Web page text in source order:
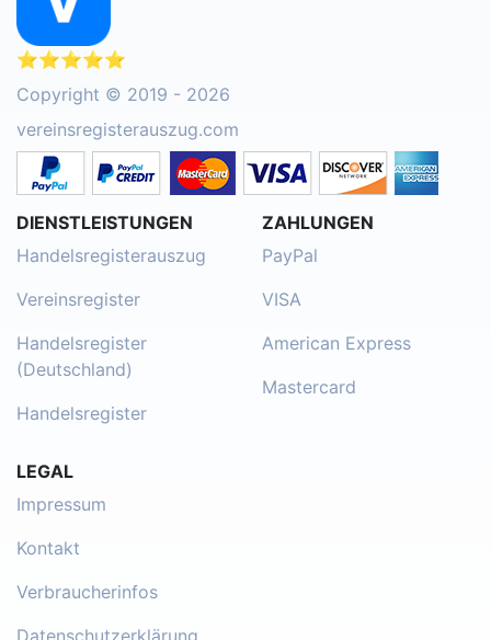
⭐⭐⭐⭐⭐
Copyright © 2019 - 2026
vereinsregisterauszug.com
DIENSTLEISTUNGEN
Handelsregisterauszug
Vereinsregister
Handelsregister
(Deutschland)
Handelsregister
ZAHLUNGEN
PayPal
VISA
American Express
Mastercard
LEGAL
Impressum
Kontakt
Verbraucherinfos
Datenschutzerklärung